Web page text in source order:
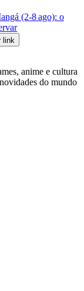
(2‑8 ago): o
link
anime e cultura
do mundo